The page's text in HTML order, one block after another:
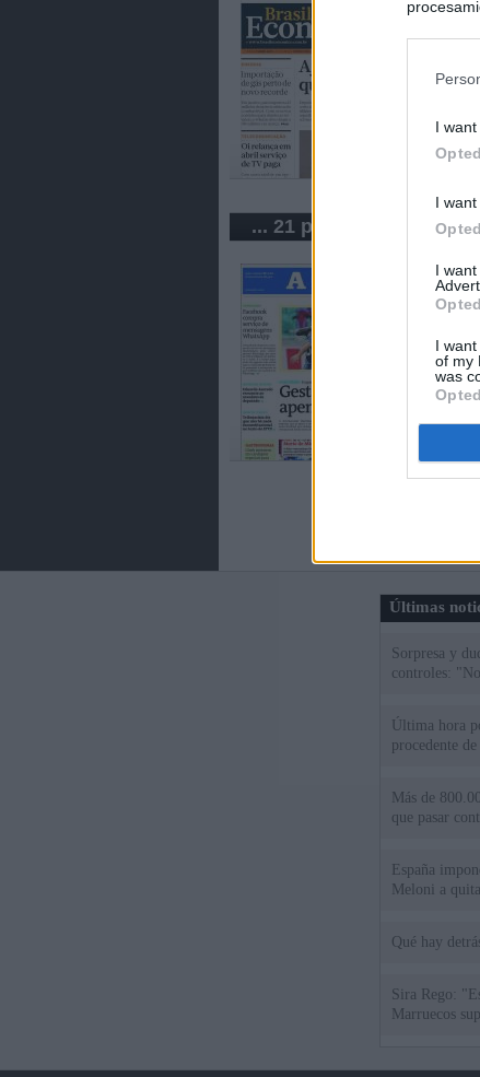
I
I
I
I
of my
was
... 21 periódicos de Brasil
Últimas
Sorpresa y
controles:
Última hora
procedente
Más de
que pasar
España
Meloni a
Qué hay
Sira Rego:
Marruecos